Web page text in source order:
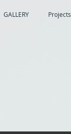
GALLERY Projects